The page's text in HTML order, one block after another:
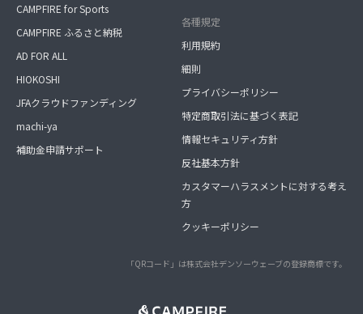
CAMPFIRE for Sports
CAMPFIRE ふるさと納税
AD FOR ALL
HIOKOSHI
JFAクラウドファンディング
machi-ya
補助金申請サポート
各種規定
利用規約
細則
プライバシーポリシー
特定商取引法に基づく表記
情報セキュリティ方針
反社基本方針
カスタマーハラスメントに対する考え
方
クッキーポリシー
「QRコード」は株式会社デンソーウェーブの登録商標です。